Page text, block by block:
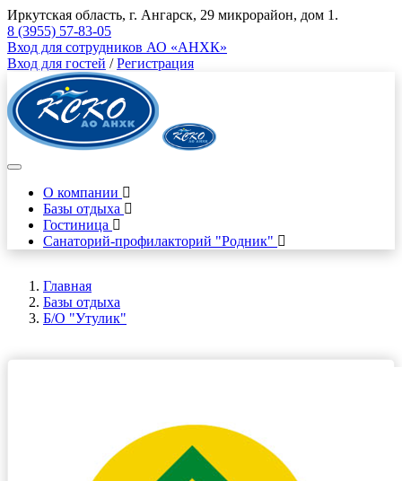
Иркутская область, г. Ангарск, 29 микрорайон, дом 1.
8 (3955) 57-83-05
Вход для сотрудников АО «АНХК»
Вход для гостей /Регистрация
О компании
Базы отдыха
Гостиница
Санаторий-профилакторий "Родник"
Главная
Базы отдыха
Б/О "Утулик"